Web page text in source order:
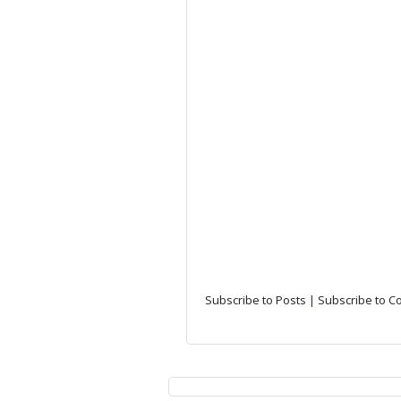
Subscribe to Posts | Subscribe to